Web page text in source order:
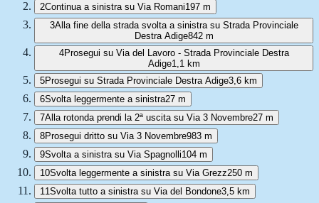
2Continua a sinistra su Via Romani197 m
3Alla fine della strada svolta a sinistra su Strada Provinciale
Destra Adige842 m
4Prosegui su Via del Lavoro - Strada Provinciale Destra
Adige1,1 km
5Prosegui su Strada Provinciale Destra Adige3,6 km
6Svolta leggermente a sinistra27 m
7Alla rotonda prendi la 2ª uscita su Via 3 Novembre27 m
8Prosegui dritto su Via 3 Novembre983 m
9Svolta a sinistra su Via Spagnolli104 m
10Svolta leggermente a sinistra su Via Grezz250 m
11Svolta tutto a sinistra su Via del Bondone3,5 km